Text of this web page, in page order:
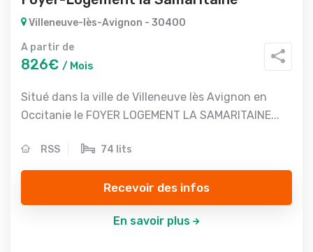
Villeneuve-lès-Avignon - 30400
A partir de
826€ / Mois
Situé dans la ville de Villeneuve lès Avignon en
Occitanie le FOYER LOGEMENT LA SAMARITAINE...
RSS 74 lits
Recevoir des infos
En savoir plus